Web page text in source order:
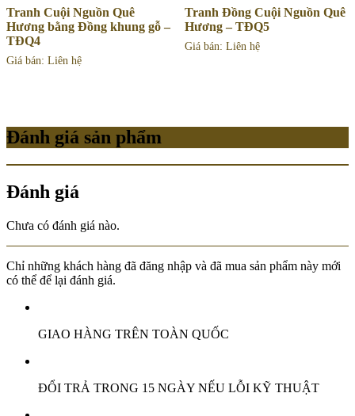
Tranh Cuội Nguồn Quê
Hương bằng Đồng khung gỗ –
TĐQ4
Giá bán: Liên hệ
Tranh Đồng Cuội Nguồn Quê
Hương – TĐQ5
Giá bán: Liên hệ
Đánh giá sản phẩm
Đánh giá
Chưa có đánh giá nào.
Chỉ những khách hàng đã đăng nhập và đã mua sản phẩm này mới
có thể để lại đánh giá.
GIAO HÀNG TRÊN TOÀN QUỐC
ĐỔI TRẢ TRONG 15 NGÀY NẾU LỖI KỸ THUẬT